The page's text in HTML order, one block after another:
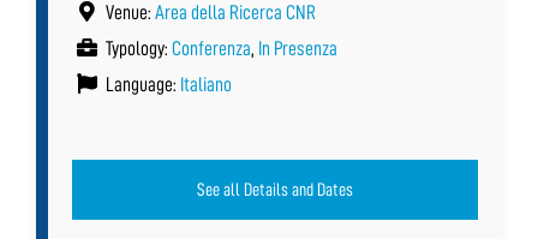
Venue: Area della Ricerca CNR
Typology: Conferenza, In Presenza
Language: Italiano
See all Details and Dates